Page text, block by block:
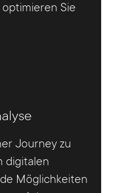
Sie
Journey zu
digitalen
Möglichkeiten